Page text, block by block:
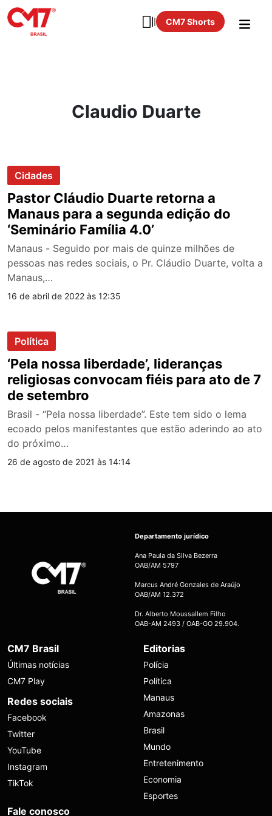
CM7 Shorts
Claudio Duarte
Cidades
Pastor Cláudio Duarte retorna a
Manaus para a segunda edição do
‘Seminário Família 4.0’
Manaus - Seguido por mais de quinze milhões de
pessoas nas redes sociais, o Pr. Cláudio Duarte, volta a
Manaus,…
16 de abril de 2022 às 12:35
Política
‘Pela nossa liberdade’, lideranças
religiosas convocam fiéis para ato de 7
de setembro
Brasil - “Pela nossa liberdade”. Este tem sido o lema
ecoado pelos manifestantes que estão aderindo ao ato
do próximo…
26 de agosto de 2021 às 14:14
Departamento jurídico
Ana Paula da Silva Bezerra
OAB/AM 5797
Marcus André Gonzales de Araújo
OAB/AM 12.372
Dr. Alberto Moussallem Filho
OAB-AM 2493 / OAB-GO 29.904.
CM7 Brasil
Últimas notícias
CM7 Play
Redes sociais
Facebook
Twitter
YouTube
Instagram
TikTok
Editorias
Polícia
Política
Manaus
Amazonas
Brasil
Mundo
Entretenimento
Economia
Esportes
Fale conosco